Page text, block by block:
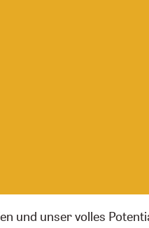
und unser volles